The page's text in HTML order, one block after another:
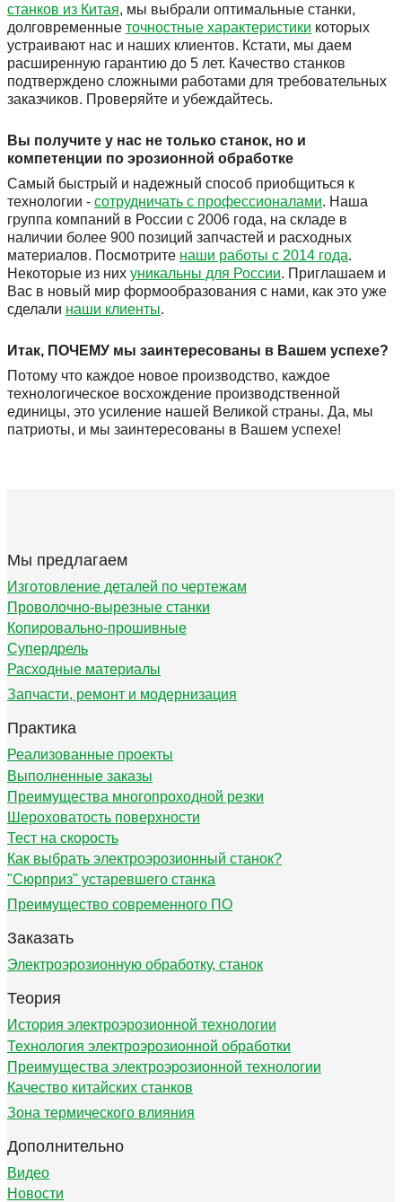
станков из Китая, мы выбрали оптимальные станки,
долговременные точностные характеристики которых
устраивают нас и наших клиентов. Кстати, мы даем
расширенную гарантию до 5 лет. Качество станков
подтверждено сложными работами для требовательных
заказчиков. Проверяйте и убеждайтесь.
Вы получите у нас не только станок, но и
компетенции по эрозионной обработке
Самый быстрый и надежный способ приобщиться к
технологии - сотрудничать с профессионалами. Наша
группа компаний в России с 2006 года, на складе в
наличии более 900 позиций запчастей и расходных
материалов. Посмотрите наши работы с 2014 года.
Некоторые из них уникальны для России. Приглашаем и
Вас в новый мир формообразования с нами, как это уже
сделали наши клиенты.
Итак, ПОЧЕМУ мы заинтересованы в Вашем успехе?
Потому что каждое новое производство, каждое
технологическое восхождение производственной
единицы, это усиление нашей Великой страны. Да, мы
патриоты, и мы заинтересованы в Вашем успехе!
Мы предлагаем
Изготовление деталей по чертежам
Проволочно-вырезные станки
Копировально-прошивные
Супердрель
Расходные материалы
Запчасти, ремонт и модернизация
Практика
Реализованные проекты
Выполненные заказы
Преимущества многопроходной резки
Шероховатость поверхности
Тест на скорость
Как выбрать электроэрозионный станок?
"Сюрприз" устаревшего станка
Преимущество современного ПО
Заказать
Электроэрозионную обработку, станок
Теория
История электроэрозионной технологии
Технология электроэрозионной обработки
Преимущества электроэрозионной технологии
Качество китайских станков
Зона термического влияния
Дополнительно
Видео
Новости